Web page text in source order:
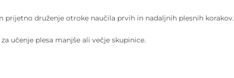
prijetno druženje otroke naučila prvih in nadaljnih plesnih korakov.
učenje plesa manjše ali večje skupinice.